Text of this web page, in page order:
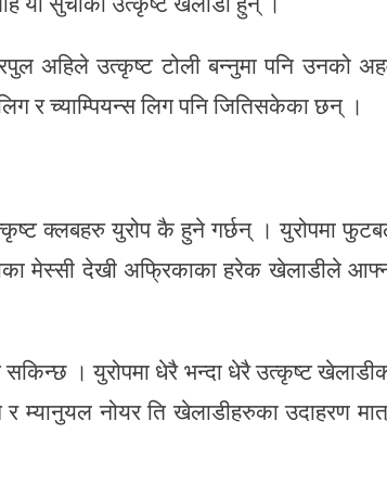
अहिले उत्कृष्ट टोली बन्नुमा पनि उनको
र च्याम्पियन्स लिग पनि जितिसकेका छन् ।
क्लबहरु युरोप कै हुने गर्छन् । युरोपमा
मेस्सी देखी अफ्रिकाका हरेक खेलाडीले
सकिन्छ । युरोपमा धेरै भन्दा धेरै उत्कृष्ट
म्यानुयल नोयर ति खेलाडीहरुका उदाहरण